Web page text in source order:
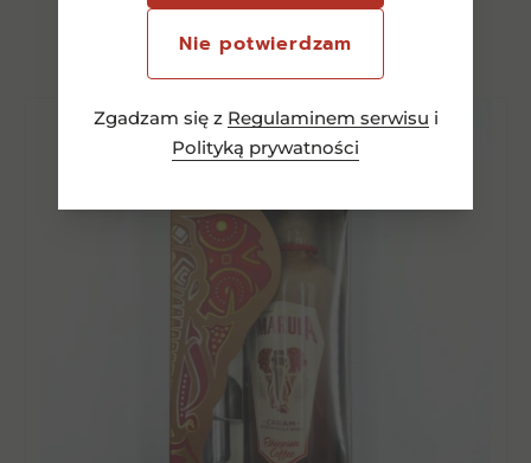
Nie potwierdzam
Zgadzam się z Regulaminem serwisu i
Polityką prywatności
Zestawy prezentowe